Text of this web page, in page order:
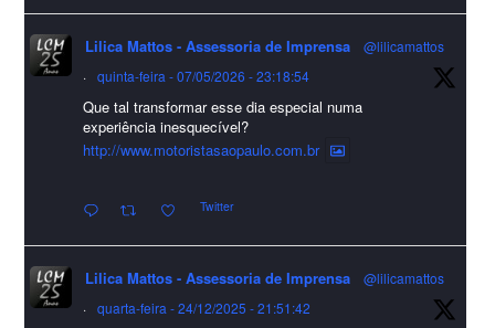
Lilica Mattos - Assessoria de Imprensa
9 months ago
A Abrafas - Associação Brasileira de Fibras Artificiais e
Sintéticas foi destaque na Revista Química e Derivados, na
incertezas do mercado global".
Confira detalhes 🗞📰📈
#sustentabilidade #FibrasSintéticas #EconomiaCircular #Abrafas
#IndústriaTêxtil
Lilica Mattos - Assessoria de Imprensa
@lilicamattos
·
quinta-feira - 07/05/2026 - 23:18:54
Que tal transformar esse dia especial numa
experiência inesquecível?
http://www.motoristasaopaulo.com.br
Twitter
Lilica Mattos - Assessoria de Imprensa
@lilicamattos
·
quarta-feira - 24/12/2025 - 21:51:42